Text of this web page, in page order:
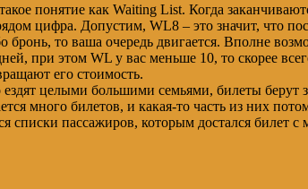
понятие как Waiting List. Когда
цифра. Допустим, WL8 – это значит, что
бронь, то ваша очередь двигается. Вполне
при этом WL у вас меньше 10, то скорее
его стоимость.
целыми большими семьями, билеты
много билетов, и какая-то часть из них
списки пассажиров, которым достался билет с